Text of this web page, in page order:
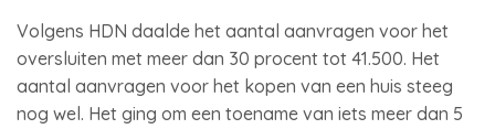
Volgens HDN daalde het aantal aanvragen voor het
oversluiten met meer dan 30 procent tot 41.500. Het
aantal aanvragen voor het kopen van een huis steeg
nog wel. Het ging om een toename van iets meer dan 5